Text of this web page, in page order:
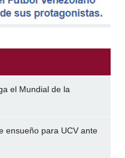
el Mundial de la
ensueño para UCV ante